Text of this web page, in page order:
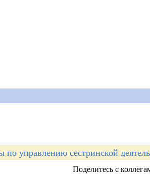
по управлению сестринской
Поделитесь с